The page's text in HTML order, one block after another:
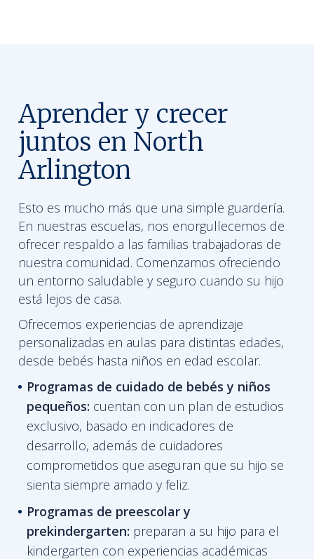
Aprender y crecer
juntos en North
Arlington
Esto es mucho más que una simple guardería.
En nuestras escuelas, nos enorgullecemos de
ofrecer respaldo a las familias trabajadoras de
nuestra comunidad. Comenzamos ofreciendo
un entorno saludable y seguro cuando su hijo
está lejos de casa.
Ofrecemos experiencias de aprendizaje
personalizadas en aulas para distintas edades,
desde bebés hasta niños en edad escolar.
Programas de cuidado de bebés y niños
pequeños: cuentan con un plan de estudios
exclusivo, basado en indicadores de
desarrollo, además de cuidadores
comprometidos que aseguran que su hijo se
sienta siempre amado y feliz.
Programas de preescolar y
prekindergarten: preparan a su hijo para el
kindergarten con experiencias académicas